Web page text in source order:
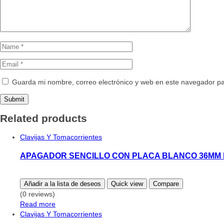
Guarda mi nombre, correo electrónico y web en este navegador
Related products
Clavijas Y Tomacorrientes
APAGADOR SENCILLO CON PLACA BLANCO
Añadir a la lista de deseos Quick view Compare
(0 reviews)
Read more
Clavijas Y Tomacorrientes